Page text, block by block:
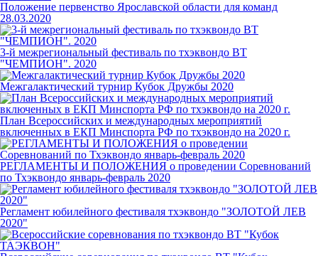
Положение первенство Ярославской области для команд
28.03.2020
3-й межрегиональный фестиваль по тхэквондо ВТ
"ЧЕМПИОН". 2020
Межгалактический турнир Кубок Дружбы 2020
План Всероссийских и международных мероприятий
включенных в ЕКП Минспорта РФ по тхэквондо на 2020 г.
РЕГЛАМЕНТЫ И ПОЛОЖЕНИЯ о проведении Соревнований
по Тхэквондо январь-февраль 2020
Регламент юбилейного фестиваля тхэквондо "ЗОЛОТОЙ ЛЕВ
2020"